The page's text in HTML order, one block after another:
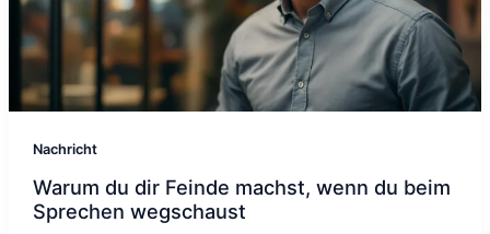
Nachricht
Warum du dir Feinde machst, wenn du beim
Sprechen wegschaust